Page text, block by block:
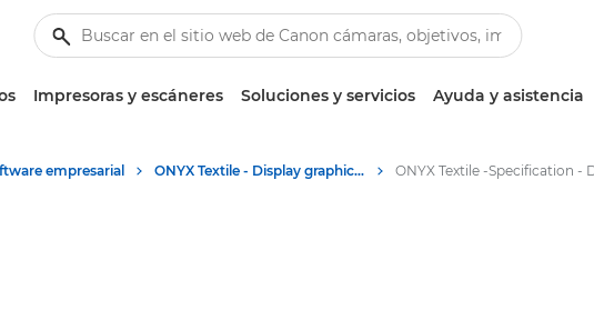
Impresoras y escáneres Soluciones y servicios Ayuda y asistencia
empresarial ONYX Textile - Display graphics workflow